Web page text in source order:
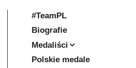
#TeamPL
Biografie
Medaliści
Polskie medale